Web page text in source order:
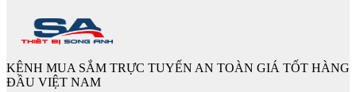
KÊNH MUA SẮM TRỰC TUYẾN AN TOÀN GIÁ TỐT HÀNG
ĐẦU VIỆT NAM